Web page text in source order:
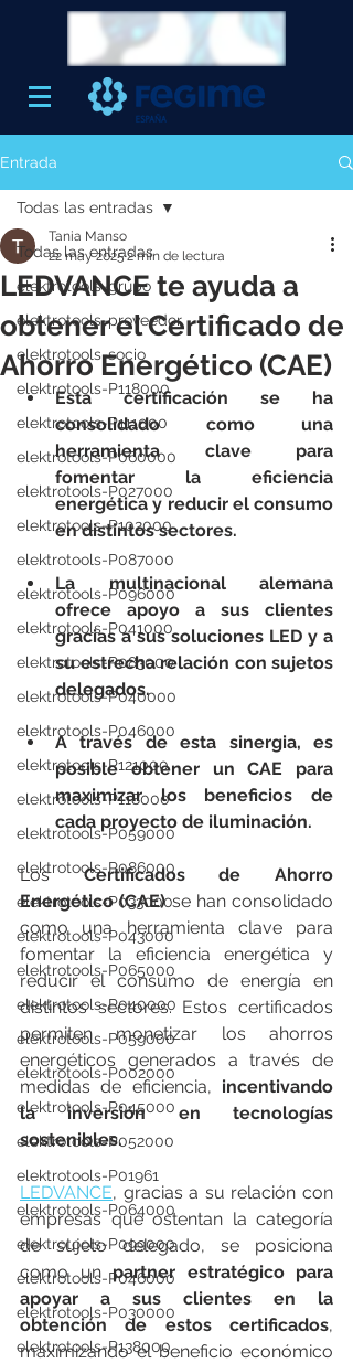
Entrada
Todas las entradas
elektrotools-grupo
elektrotools-proveedor
elektrotools-socio
elektrotools-P118000
elektrotools-P111000
elektrotools-P060000
elektrotools-P027000
elektrotools-P102000
elektrotools-P087000
elektrotools-P096000
elektrotools-P041000
elektrotools-P083000
elektrotools-P040000
elektrotools-P046000
elektrotools-P121000
elektrotools-P118000
elektrotools-P059000
elektrotools-P086000
elektrotools-P033000
elektrotools-P043000
elektrotools-P065000
elektrotools-P040000
elektrotools-P059000
elektrotools-P002000
elektrotools-P045000
elektrotools-P052000
elektrotools-P01961
elektrotools-P064000
elektrotools-P099000
elektrotools-P046000
elektrotools-P030000
elektrotools-P138000
Todas las entradas
LEDVANCE te ayuda a
obtener el Certificado de
Ahorro Energético (CAE)
Tania Manso
22 may 20252 min de lectura
Esta certificación se ha
consolidado como una
herramienta clave para
fomentar la eficiencia
energética y reducir el consumo
en distintos sectores.
La multinacional alemana
ofrece apoyo a sus clientes
gracias a sus soluciones LED y a
su estrecha relación con sujetos
delegados.
A través de esta sinergia, es
posible obtener un CAE para
maximizar los beneficios de
cada proyecto de iluminación.
Los Certificados de Ahorro
Energético (CAE) se han consolidado
como una herramienta clave para
fomentar la eficiencia energética y
reducir el consumo de energía en
distintos sectores. Estos certificados
permiten monetizar los ahorros
energéticos generados a través de
medidas de eficiencia, incentivando
la inversión en tecnologías
sostenibles.
LEDVANCE, gracias a su relación con
empresas que ostentan la categoría
de sujeto delegado, se posiciona
como un partner estratégico para
apoyar a sus clientes en la
obtención de estos certificados,
maximizando el beneficio económico